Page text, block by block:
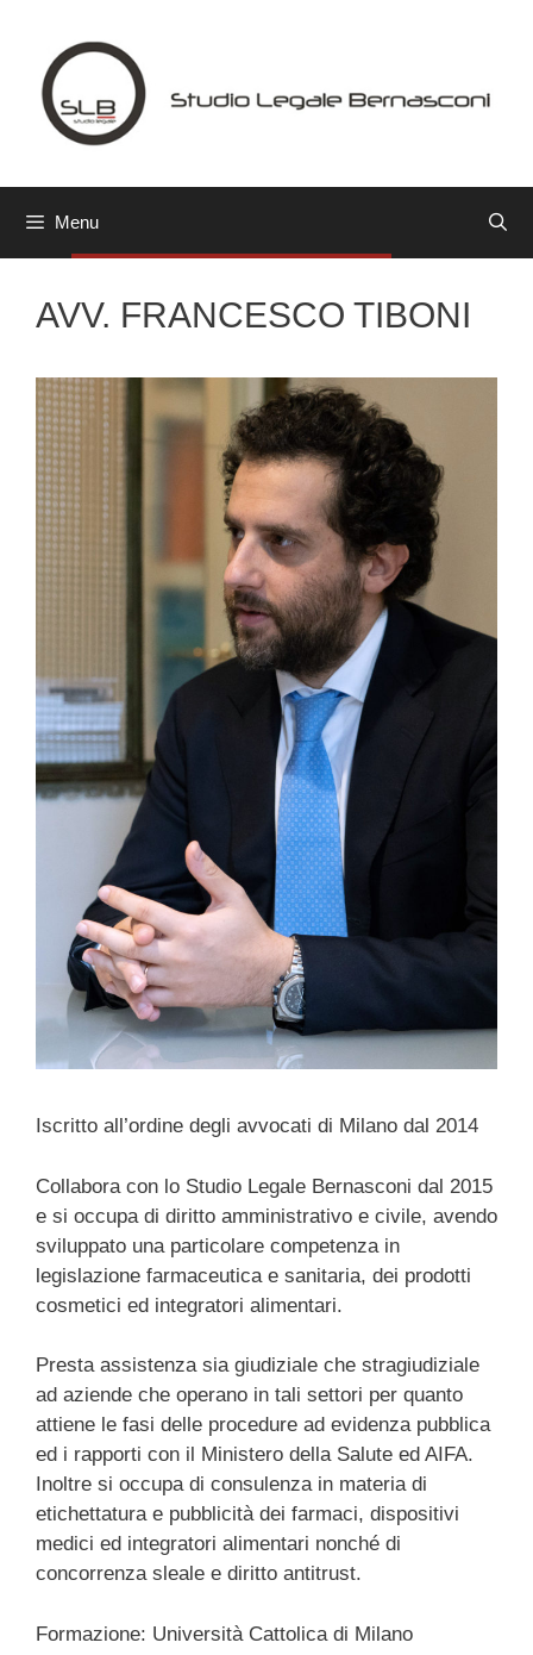
contenuto
Menu
AVV. FRANCESCO TIBONI
Iscritto all’ordine degli avvocati di Milano dal 2014
Collabora con lo Studio Legale Bernasconi dal 2015
e si occupa di diritto amministrativo e civile, avendo
sviluppato una particolare competenza in
legislazione farmaceutica e sanitaria, dei prodotti
cosmetici ed integratori alimentari.
Presta assistenza sia giudiziale che stragiudiziale
ad aziende che operano in tali settori per quanto
attiene le fasi delle procedure ad evidenza pubblica
ed i rapporti con il Ministero della Salute ed AIFA.
Inoltre si occupa di consulenza in materia di
etichettatura e pubblicità dei farmaci, dispositivi
medici ed integratori alimentari nonché di
concorrenza sleale e diritto antitrust.
Formazione: Università Cattolica di Milano